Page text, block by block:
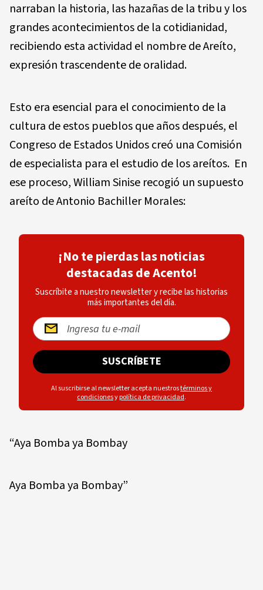
narraban la historia, las hazañas de la tribu y los
grandes acontecimientos de la cotidianidad,
recibiendo esta actividad el nombre de Areíto,
expresión trascendente de oralidad.
Esto era esencial para el conocimiento de la
cultura de estos pueblos que años después, el
Congreso de Estados Unidos creó una Comisión
de especialista para el estudio de los areítos. En
ese proceso, William Sinise recogió un supuesto
areíto de Antonio Bachiller Morales:
¡No te pierdas las noticias
destacadas de Acento!
Suscríbite a nuestro newsletter y recibe las historias
más importantes del día.
SUSCRÍBETE
Al suscribirse al newsletter acepta nuestrostérminos y
condicionesypolítica de privacidad.
“Aya Bomba ya Bombay
Aya Bomba ya Bombay”